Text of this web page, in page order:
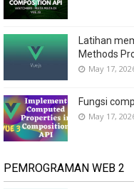
Latihan
Methods
May 17,
Fungsi
May 17,
PEMROGRAMAN WEB 2